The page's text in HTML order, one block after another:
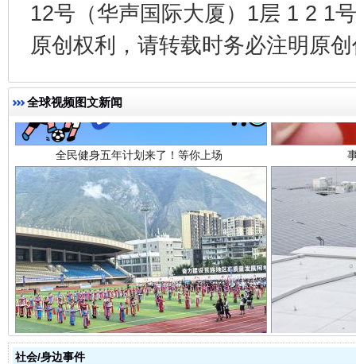
12号（华声国际大厦）1层 1 2 1
原创权利，请转载时务必注明原
全球视频图文新闻
全民健身五年计划来了！等你上场
阿坝州三大球赛在茂县开幕 规模
社会/身边事件